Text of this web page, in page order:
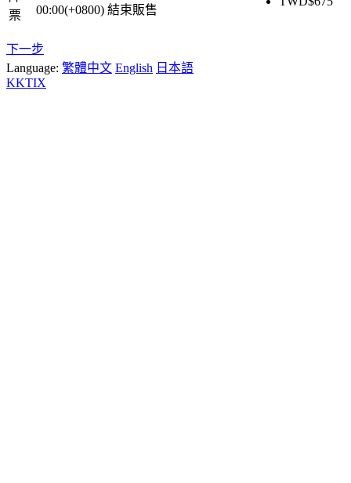
票
00:00(+0800) 結束販售
下一步
Language: 繁體中文 English 日本語
KKTIX